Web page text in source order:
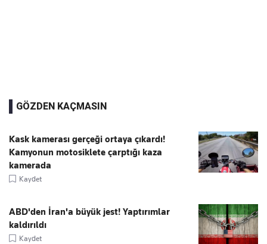
GÖZDEN KAÇMASIN
Kask kamerası gerçeği ortaya çıkardı!
Kamyonun motosiklete çarptığı kaza
kamerada
Kaydet
ABD'den İran'a büyük jest! Yaptırımlar
kaldırıldı
Kaydet